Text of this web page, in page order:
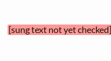
[sung text not yet checked]